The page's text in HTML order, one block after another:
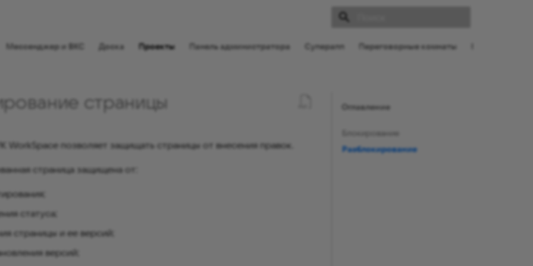
Мессенджер и ВКС Доска Проекты Панель администратора Суперапп Переговорные комнаты
Оглавление
Блокирование
Разблокирование
страницы
WorkSpace позволяет защищать страницы от внесения правок.
страница защищена от:
статуса;
страницы и ее версий;
версий;